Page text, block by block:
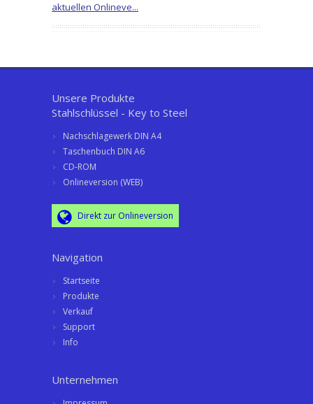
aktuellen Onlineve...
Unsere Produkte
Stahlschlüssel - Key to Steel
Nachschlagewerk DIN A4
Taschenbuch DIN A6
CD-ROM
Onlineversion (WEB)
Direkt zur Onlineversion
Navigation
Startseite
Produkte
Verkauf
Support
Info
Unternehmen